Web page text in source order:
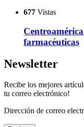
677 Vistas
farmacéuticas
Newsletter
Recibe los mejores
tu correo electrónico!
Dirección de correo